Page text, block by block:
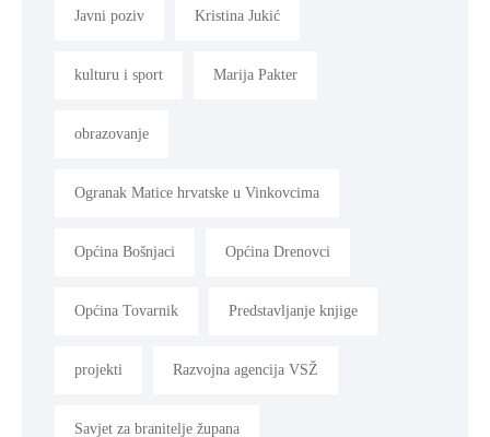
Javni poziv Kristina Jukić
kulturu i sport Marija Pakter
obrazovanje
Ogranak Matice hrvatske u Vinkovcima
Općina Bošnjaci Općina Drenovci
Općina Tovarnik Predstavljanje knjige
projekti Razvojna agencija VSŽ
Savjet za branitelje župana